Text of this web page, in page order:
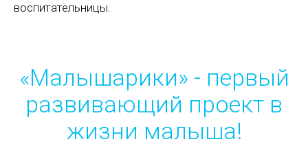
воспитательницы.
«Малышарики» - первый
развивающий проект в
жизни малыша!